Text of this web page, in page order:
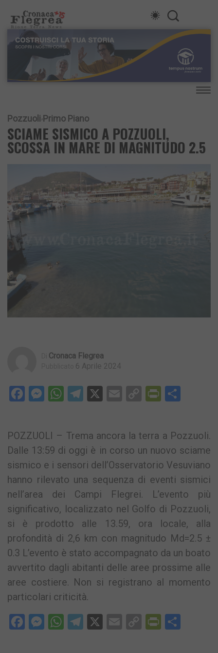
Pozzuoli Primo Piano
SCIAME SISMICO A POZZUOLI,
SCOSSA IN MARE DI MAGNITUDO 2.5
Cronaca Flegrea
6 Aprile 2024
Facebook
Messenger
WhatsApp
Telegram
X EmailCopy
POZZUOLI – Trema ancora la terra a Pozzuoli.
Dalle 13:59 di oggi è in corso un nuovo sciame
sismico e i sensori dell’Osservatorio Vesuviano
hanno rilevato una sequenza di eventi sismici
nell’area dei Campi Flegrei. L’evento più
significativo, localizzato nel Golfo di Pozzuoli,
si è prodotto alle 13.59, ora locale, alla
profondità di 2,6 km con magnitudo Md=2.5 ±
0.3 L’evento è stato accompagnato da un boato
avvertito dagli abitanti delle aree prossime alle
aree costiere. Non si registrano al momento
particolari criticità.
Facebook
Messenger
WhatsApp
Telegram
X EmailCopy